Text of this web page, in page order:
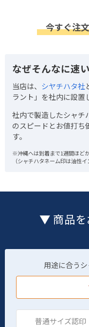
今すぐ注
なぜそんなに速
当店は、 シヤチハタ社
ラント」を社内に設置
社内で製造したシャチ
のスピードとお値打ち
す。
※沖縄へは到着まで1週間ほどか
（シャチハタネーム印は油性
▼ 商品
用途に合うシ
普通サイズ認印